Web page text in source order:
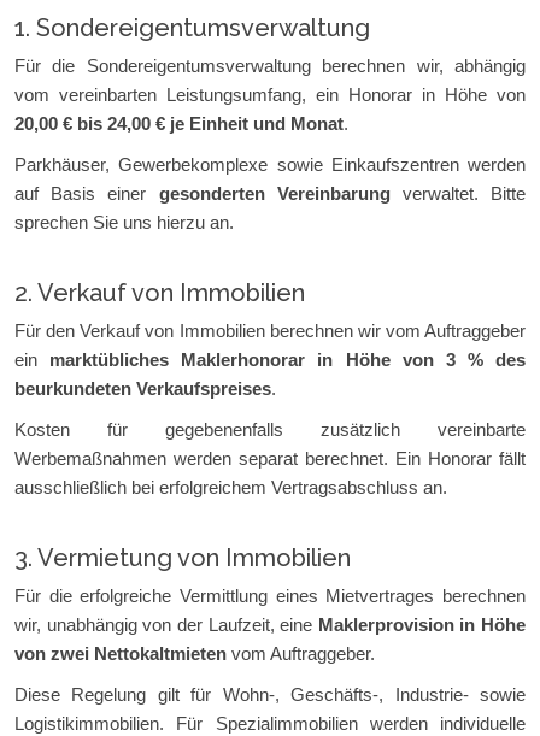
1. Sondereigentumsverwaltung
Für die Sondereigentumsverwaltung berechnen wir, abhängig
vom vereinbarten Leistungsumfang, ein Honorar in Höhe von
20,00 € bis 24,00 € je Einheit und Monat.
Parkhäuser, Gewerbekomplexe sowie Einkaufszentren werden
auf Basis einer gesonderten Vereinbarungverwaltet. Bitte
sprechen Sie uns hierzu an.
2. Verkauf von Immobilien
Für den Verkauf von Immobilien berechnen wir vom Auftraggeber
ein marktübliches Maklerhonorar in Höhe von 3 % des
beurkundeten Verkaufspreises.
Kosten für gegebenenfalls zusätzlich vereinbarte
Werbemaßnahmen werden separat berechnet. Ein Honorar fällt
ausschließlich bei erfolgreichem Vertragsabschluss an.
3. Vermietung von Immobilien
Für die erfolgreiche Vermittlung eines Mietvertrages berechnen
wir, unabhängig von der Laufzeit, eine Maklerprovision in Höhe
von zwei Nettokaltmieten vom Auftraggeber.
Diese Regelung gilt für Wohn-, Geschäfts-, Industrie- sowie
Logistikimmobilien. Für Spezialimmobilien werden individuelle